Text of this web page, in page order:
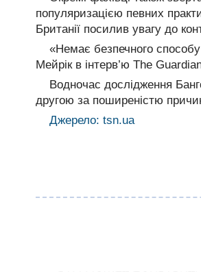
популяризацією певних
Британії посилив увагу до
«Немає безпечного
Мейрік в інтерв’ю The
Водночас дослідження
другою за поширеністю
Джерело: tsn.ua